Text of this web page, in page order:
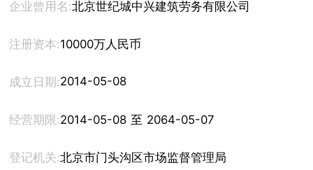
企业曾用名:北京世纪城中兴建筑劳务有限公司
注册资本:10000万人民币
成立日期:2014-05-08
经营期限: 2014-05-08 至 2064-05-07
登记机关:北京市门头沟区市场监督管理局